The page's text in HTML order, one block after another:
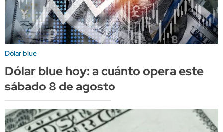
Dólar blue
Dólar blue hoy: a cuánto opera este
sábado 8 de agosto